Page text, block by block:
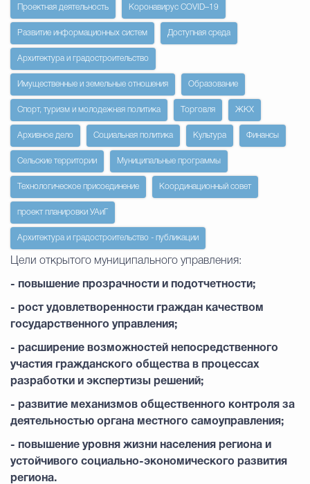
Избирательная
Гостям Городского
Общественная
Градостроительство и
Государственные организации
Открытые
Проектная деятельность Коронавирус COVID–19
Развитие информационных систем Доступная среда
Архитектура и градостроительство
Имущественные и земельные отношения Образование
Спорт, туризм и молодежная политика Торговля ЖКХ
Архивное дело Социальная политика Культура Финансы
Сельские территории Муниципальные программы
Технологическое присоединение Координационный совет
проект планировки УАиГ
Архитектура и градостроительство - публикации
Цели открытого муниципального управления:
- повышение прозрачности и подотчетности;
- рост удовлетворенности граждан качеством
государственного управления;
- расширение возможностей непосредственного
участия гражданского общества в процессах
разработки и экспертизы решений;
- развитие механизмов общественного контроля за
деятельностью органа местного самоуправления;
- повышение уровня жизни населения региона и
устойчивого социально-экономического развития
региона.